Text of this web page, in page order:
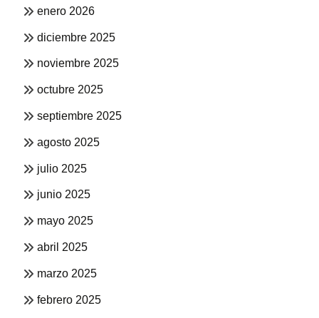
enero 2026
diciembre 2025
noviembre 2025
octubre 2025
septiembre 2025
agosto 2025
julio 2025
junio 2025
mayo 2025
abril 2025
marzo 2025
febrero 2025